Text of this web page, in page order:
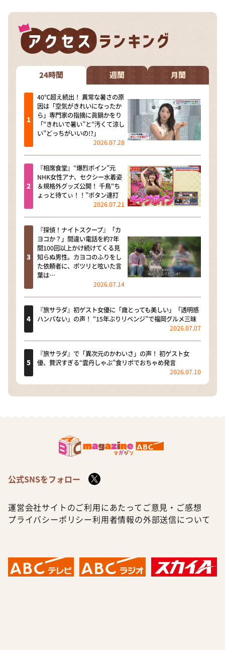
24時間 週間 月間
40℃超え続出！ 異常な暑さの原
因は「空気がきれいになったか
ら」専門家の指摘に眞鍋かをり
「“きれいで暑い”と“汚くて涼し
い”どっちがいいの!?」
2026.07.28
『相席食堂』“爆烈ボイン”元
NHK女性アナ、セクシー水着姿
＆規格外グッズ公開！ 千鳥“ち
ょっと待てぃ！！”ボタン連打
2026.07.21
『探偵！ナイトスクープ』「カ
ヨコか？」間違い電話を約7年
間100回以上かけ続けてくる見
知らぬ男性。カヨコのふりをし
た依頼者に、ポツリと呟いた言
葉は…
2026.07.14
『旅サラダ』初ゲスト女優に「歳とっても美しい」「透明感
ハンパない」の声！ “15年ぶりリベンジ”で福岡グルメ三昧
2026.07.07
『旅サラダ』で「異次元のかわいさ」の声！ 初ゲスト女
優、贅沢すぎる“雲丹しゃぶ”食リポでおちゃめ発言
2026.07.10
公式SNSをフォロー
運営会社サイトのご利用にあたって ご意見・ご感想
プライバシーポリシー利用者情報の外部送信について